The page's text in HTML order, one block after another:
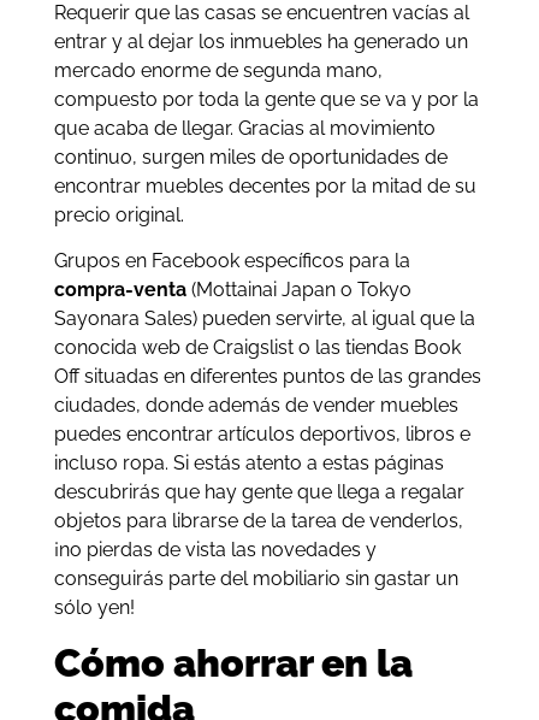
Requerir que las casas se encuentren vacías al
entrar y al dejar los inmuebles ha generado un
mercado enorme de segunda mano,
compuesto por toda la gente que se va y por la
que acaba de llegar. Gracias al movimiento
continuo, surgen miles de oportunidades de
encontrar muebles decentes por la mitad de su
precio original.
Grupos en Facebook específicos para la
compra-venta(Mottainai Japan o Tokyo
Sayonara Sales) pueden servirte, al igual que la
conocida web de Craigslist o las tiendas Book
Off situadas en diferentes puntos de las grandes
ciudades, donde además de vender muebles
puedes encontrar artículos deportivos, libros e
incluso ropa. Si estás atento a estas páginas
descubrirás que hay gente que llega a regalar
objetos para librarse de la tarea de venderlos,
¡no pierdas de vista las novedades y
conseguirás parte del mobiliario sin gastar un
sólo yen!
Cómo ahorrar en la
comida